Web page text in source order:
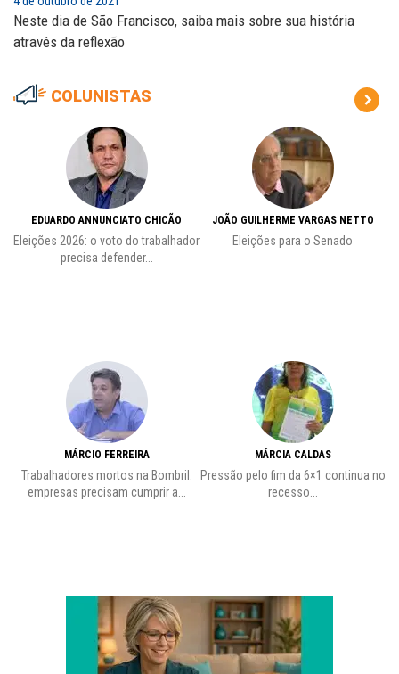
Neste dia de São Francisco, saiba mais sobre sua história
através da reflexão
COLUNISTAS
EDUARDO ANNUNCIATO CHICÃO
Eleições 2026: o voto do trabalhador
precisa defender...
MÁRCIO FERREIRA
Trabalhadores mortos na Bombril:
empresas precisam cumprir a...
JOÃO GUILHERME VARGAS NETTO
Eleições para o Senado
MÁRCIA CALDAS
Pressão pelo fim da 6×1 continua no
recesso...